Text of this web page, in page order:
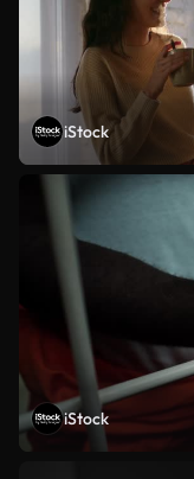
iStock
iStock